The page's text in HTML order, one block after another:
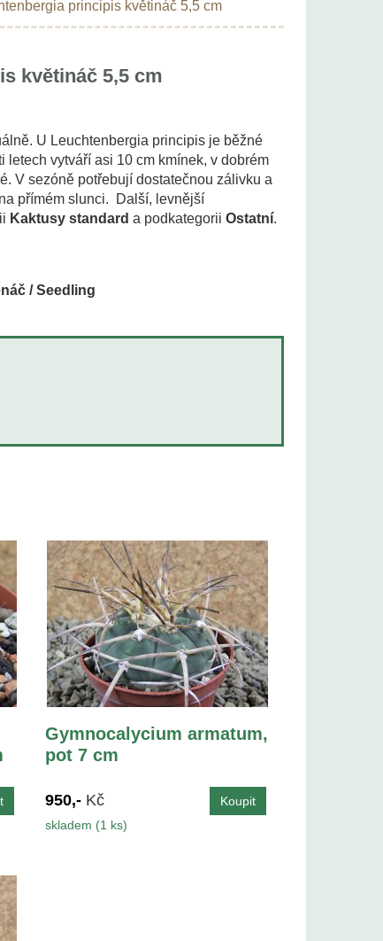
principis květináč 5,5 cm
květináč 5,5 cm
U Leuchtenbergia principis je běžné
vytváří asi 10 cm kmínek, v dobrém
V sezóně potřebují dostatečnou zálivku a
přímém slunci. Další, levnější
Kaktusy standard a podkategorii Ostatní.
/ Seedling
Gymnocalycium armatum,
pot 7 cm
950,- Kč
skladem (1 ks)